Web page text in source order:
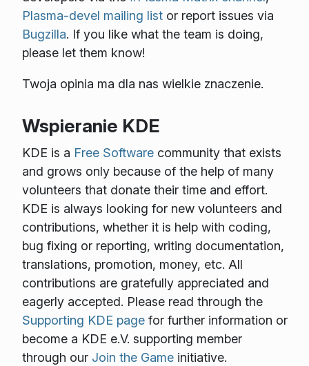
Plasma-devel mailing listor report issues via
Bugzilla. If you like what the team is doing,
please let them know!
Twoja opinia ma dla nas wielkie znaczenie.
Wspieranie KDE
KDE is a Free Softwarecommunity that exists
and grows only because of the help of many
volunteers that donate their time and effort.
KDE is always looking for new volunteers and
contributions, whether it is help with coding,
bug fixing or reporting, writing documentation,
translations, promotion, money, etc. All
contributions are gratefully appreciated and
eagerly accepted. Please read through the
Supporting KDE pagefor further information or
become a KDE e.V. supporting member
through our Join the Gameinitiative.